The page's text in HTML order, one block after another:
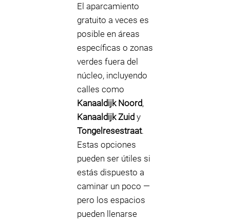
El aparcamiento
gratuito a veces es
posible en áreas
específicas o zonas
verdes fuera del
núcleo, incluyendo
calles como
Kanaaldijk Noord,
Kanaaldijk Zuid y
Tongelresestraat.
Estas opciones
pueden ser útiles si
estás dispuesto a
caminar un poco —
pero los espacios
pueden llenarse